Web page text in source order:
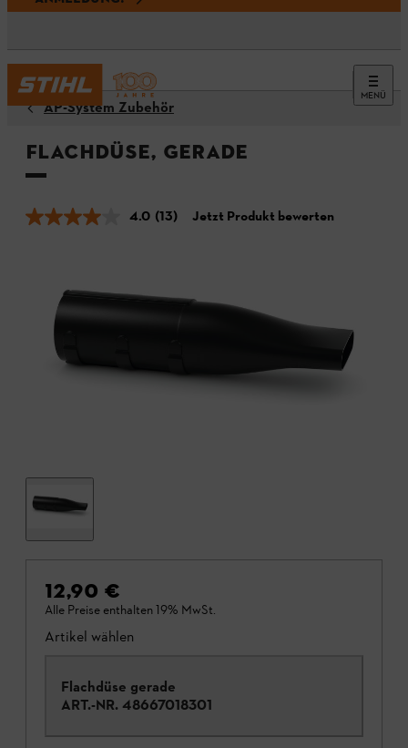
MENÜ
AP-System Zubehör
Flachdüse, gerade
4.0 (13) Jetzt Produkt bewerten
12,90 €
Alle Preise enthalten 19% MwSt.
Artikel wählen
Flachdüse gerade
ART.-NR. 48667018301